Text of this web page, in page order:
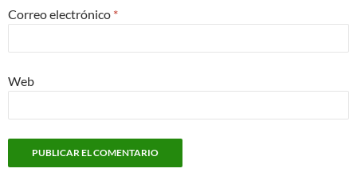
Correo electrónico *
Web